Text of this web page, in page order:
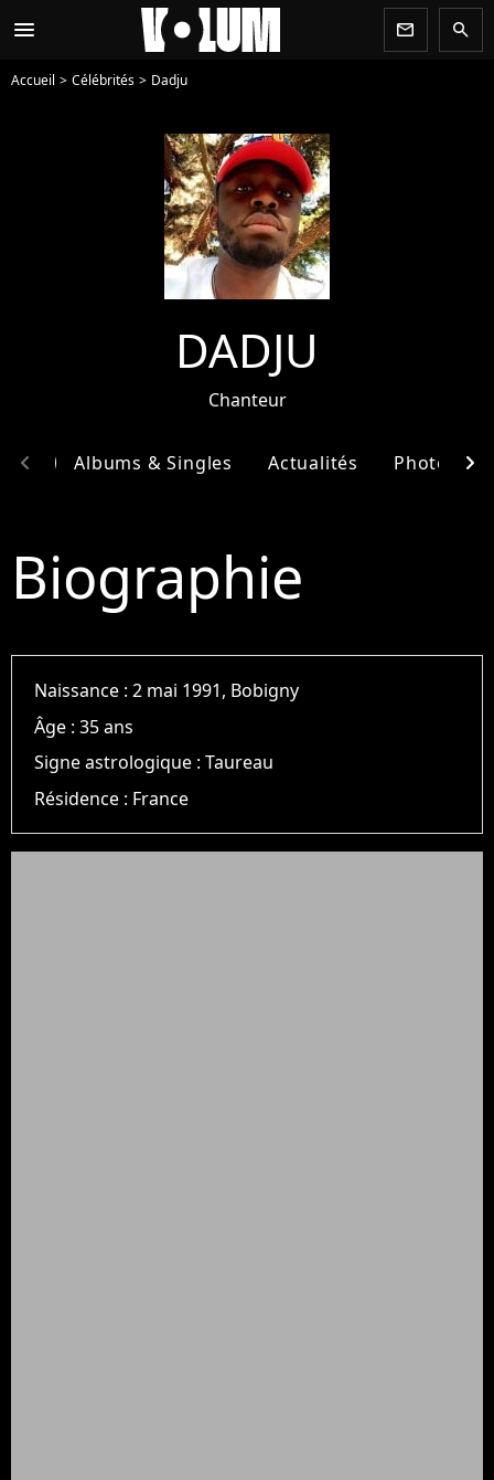
menu newsletter search
Accueil Célébrités Dadju
DADJU
Chanteur
Albums & Singles Actualités Photos
chevron_left chevron_right
Biographie
Naissance :2 mai 1991, Bobigny
Âge :35 ans
Signe astrologique :Taureau
Résidence : France